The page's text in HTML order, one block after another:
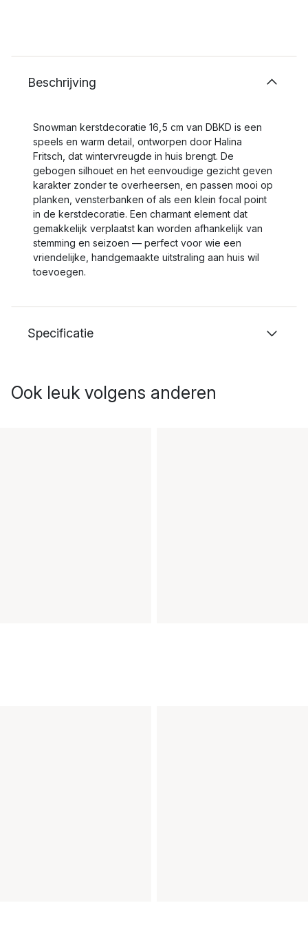
Beschrijving
Snowman kerstdecoratie 16,5 cm van DBKD is een
speels en warm detail, ontworpen door Halina
Fritsch, dat wintervreugde in huis brengt. De
gebogen silhouet en het eenvoudige gezicht geven
karakter zonder te overheersen, en passen mooi op
planken, vensterbanken of als een klein focal point
in de kerstdecoratie. Een charmant element dat
gemakkelijk verplaatst kan worden afhankelijk van
stemming en seizoen — perfect voor wie een
vriendelijke, handgemaakte uitstraling aan huis wil
toevoegen.
Specificatie
Ook leuk volgens anderen